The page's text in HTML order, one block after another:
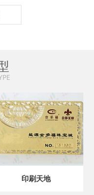
印刷天地